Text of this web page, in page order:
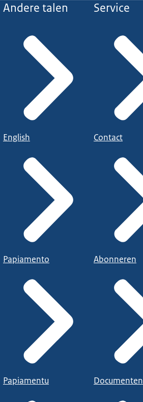
Andere talen
English
Papiamento
Papiamentu
Service
Contact
Abonneren
Documenten